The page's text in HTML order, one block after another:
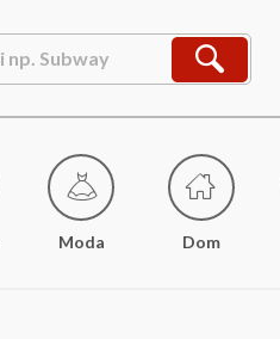
Moda Dom